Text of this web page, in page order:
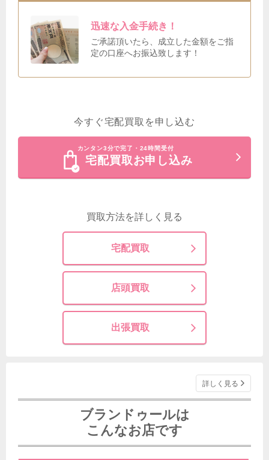
迅速な入金手続き！
ご承諾頂いたら、成立した金額をご指
定の口座へお振込致します！
今すぐ宅配買取を申し込む
カンタン3分で完了・24時間受付
宅配買取お申し込み
買取方法を詳しく見る
宅配買取
店頭買取
出張買取
詳しく見る
ブランドゥールは
こんなお店です